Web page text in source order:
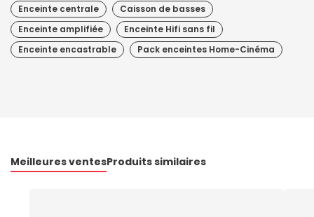
Enceinte centrale
Caisson de basses
Enceinte amplifiée
Enceinte Hifi sans fil
Enceinte encastrable
Pack enceintes Home-Cinéma
Meilleures ventesProduits similaires